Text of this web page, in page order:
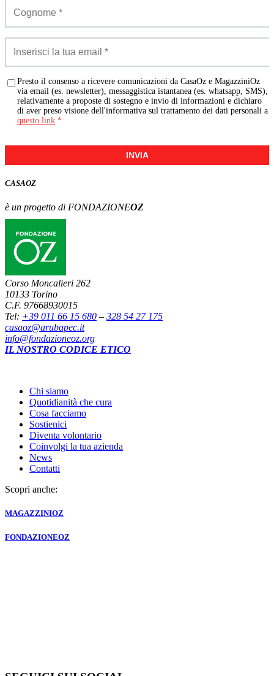
Presto il consenso a ricevere comunicazioni da CasaOz e MagazziniOz
via email (es. newsletter), messaggistica istantanea (es. whatsapp, SMS),
relativamente a proposte di sostegno e invio di informazioni e dichiaro
di aver preso visione dell'informativa sul trattamento dei dati personali a
questo link *
INVIA
CASAOZ
è un progetto di FONDAZIONEOZ
Corso Moncalieri 262
10133 Torino
C.F. 97668930015
Tel: +39 011 66 15 680 – 328 54 27 175
casaoz@arubapec.it
info@fondazioneoz.org
IL NOSTRO CODICE ETICO
Chi siamo
Quotidianità che cura
Cosa facciamo
Sostienici
Diventa volontario
Coinvolgi la tua azienda
News
Contatti
Scopri anche:
MAGAZZINIOZ
FONDAZIONEOZ